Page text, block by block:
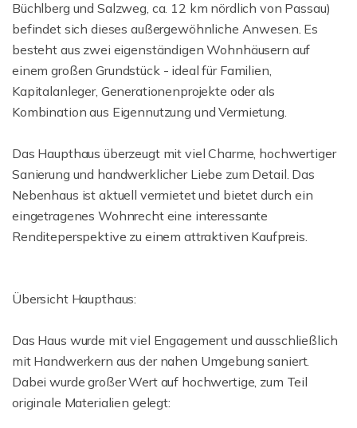
Büchlberg und Salzweg, ca. 12 km nördlich von Passau)
befindet sich dieses außergewöhnliche Anwesen. Es
besteht aus zwei eigenständigen Wohnhäusern auf
einem großen Grundstück - ideal für Familien,
Kapitalanleger, Generationenprojekte oder als
Kombination aus Eigennutzung und Vermietung.
Das Haupthaus überzeugt mit viel Charme, hochwertiger
Sanierung und handwerklicher Liebe zum Detail. Das
Nebenhaus ist aktuell vermietet und bietet durch ein
eingetragenes Wohnrecht eine interessante
Renditeperspektive zu einem attraktiven Kaufpreis.
Übersicht Haupthaus:
Das Haus wurde mit viel Engagement und ausschließlich
mit Handwerkern aus der nahen Umgebung saniert.
Dabei wurde großer Wert auf hochwertige, zum Teil
originale Materialien gelegt: